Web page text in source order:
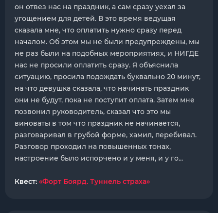
он отвез нас на праздник, а сам сразу уехал за
угощением для детей. В это время ведущая
сказала мне, что оплатить нужно сразу перед
началом. Об этом мы не были предупреждены, мы
не раз были на подобных мероприятиях, и НИГДЕ
нас не просили оплатить сразу. Я объяснила
ситуацию, просила подождать буквально 20 минут,
на что девушка сказала, что начинать праздник
они не будут, пока не поступит оплата. Затем мне
позвонил руководитель, сказал что это мы
виноваты в том что праздник не начинается,
разговаривал в грубой форме, хамил, перебивал.
Разговор проходил на повышенных тонах,
настроение было испорчено и у меня, и у го...
Квест: «Форт Боярд. Туннель страха»